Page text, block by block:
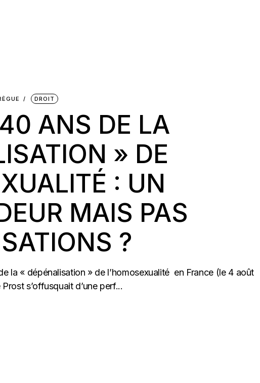
DROIT
ANS DE LA
» DE
: UN
MAIS PAS
?
la « dépénalisation » de l’homosexualité en France (le 4 août
s’offusquait d’une perf...